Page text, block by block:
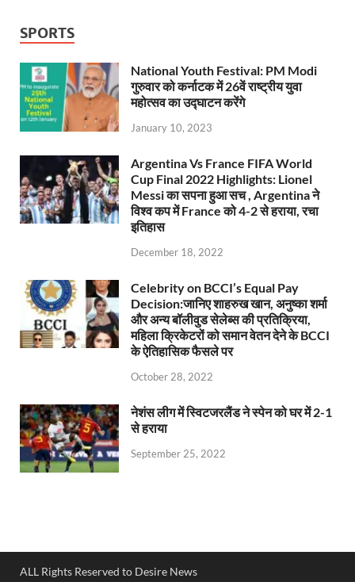
SPORTS
National Youth Festival: PM Modi
गुरुवार को कर्नाटक में 26वें राष्ट्रीय युवा
महोत्सव का उद्घाटन करेंगे
January 10, 2023
Argentina Vs France FIFA World
Cup Final 2022 Highlights: Lionel
Messi का सपना हुआ सच , Argentina ने
विश्व कप में France को 4-2 से हराया, रचा
इतिहास
December 18, 2022
Celebrity on BCCI’s Equal Pay
Decision:जानिए शाहरुख खान, अनुष्का शर्मा
और अन्य बॉलीवुड सेलेब्स की प्रतिक्रिया,
महिला क्रिकेटरों को समान वेतन देने के BCCI
के ऐतिहासिक फैसले पर
October 28, 2022
नेशंस लीग में स्विटजरलैंड ने स्पेन को घर में 2-1
से हराया
September 25, 2022
ALL Rights Reserved to Desire News